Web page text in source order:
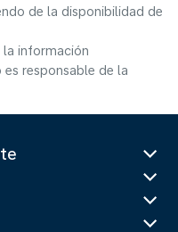
de la disponibilidad de
la información
responsable de la